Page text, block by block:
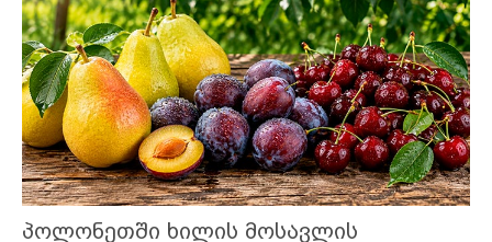
პოლონეთში ხილის მოსავლის